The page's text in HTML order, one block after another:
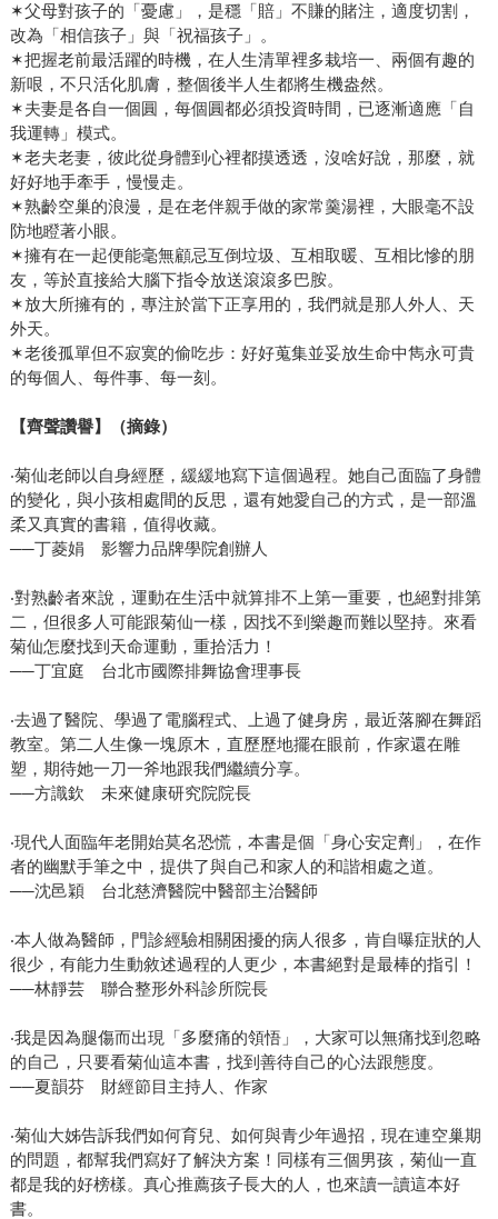
✶父母對孩子的「憂慮」，是穩「賠」不賺的賭注，適度切割，
改為「相信孩子」與「祝福孩子」。
✶把握老前最活躍的時機，在人生清單裡多栽培一、兩個有趣的
新哏，不只活化肌膚，整個後半人生都將生機盎然。
✶夫妻是各自一個圓，每個圓都必須投資時間，已逐漸適應「自
我運轉」模式。
✶老夫老妻，彼此從身體到心裡都摸透透，沒啥好說，那麼，就
好好地手牽手，慢慢走。
✶熟齡空巢的浪漫，是在老伴親手做的家常羹湯裡，大眼毫不設
防地瞪著小眼。
✶擁有在一起便能毫無顧忌互倒垃圾、互相取暖、互相比慘的朋
友，等於直接給大腦下指令放送滾滾多巴胺。
✶放大所擁有的，專注於當下正享用的，我們就是那人外人、天
外天。
✶老後孤單但不寂寞的偷吃步：好好蒐集並妥放生命中雋永可貴
的每個人、每件事、每一刻。
【齊聲讚譽】（摘錄）
‧菊仙老師以自身經歷，緩緩地寫下這個過程。她自己面臨了身體
的變化，與小孩相處間的反思，還有她愛自己的方式，是一部溫
柔又真實的書籍，值得收藏。
──丁菱娟 影響力品牌學院創辦人
‧對熟齡者來說，運動在生活中就算排不上第一重要，也絕對排第
二，但很多人可能跟菊仙一樣，因找不到樂趣而難以堅持。來看
菊仙怎麼找到天命運動，重拾活力！
──丁宜庭 台北市國際排舞協會理事長
‧去過了醫院、學過了電腦程式、上過了健身房，最近落腳在舞蹈
教室。第二人生像一塊原木，直歷歷地擺在眼前，作家還在雕
塑，期待她一刀一斧地跟我們繼續分享。
──方識欽 未來健康研究院院長
‧現代人面臨年老開始莫名恐慌，本書是個「身心安定劑」，在作
者的幽默手筆之中，提供了與自己和家人的和諧相處之道。
──沈邑穎 台北慈濟醫院中醫部主治醫師
‧本人做為醫師，門診經驗相關困擾的病人很多，肯自曝症狀的人
很少，有能力生動敘述過程的人更少，本書絕對是最棒的指引！
──林靜芸 聯合整形外科診所院長
‧我是因為腿傷而出現「多麼痛的領悟」，大家可以無痛找到忽略
的自己，只要看菊仙這本書，找到善待自己的心法跟態度。
──夏韻芬 財經節目主持人、作家
‧菊仙大姊告訴我們如何育兒、如何與青少年過招，現在連空巢期
的問題，都幫我們寫好了解決方案！同樣有三個男孩，菊仙一直
都是我的好榜樣。真心推薦孩子長大的人，也來讀一讀這本好
書。